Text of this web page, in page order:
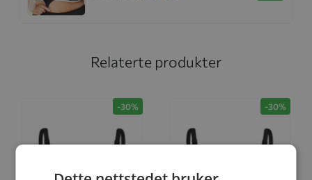
Relaterte produkter
-30% -30%